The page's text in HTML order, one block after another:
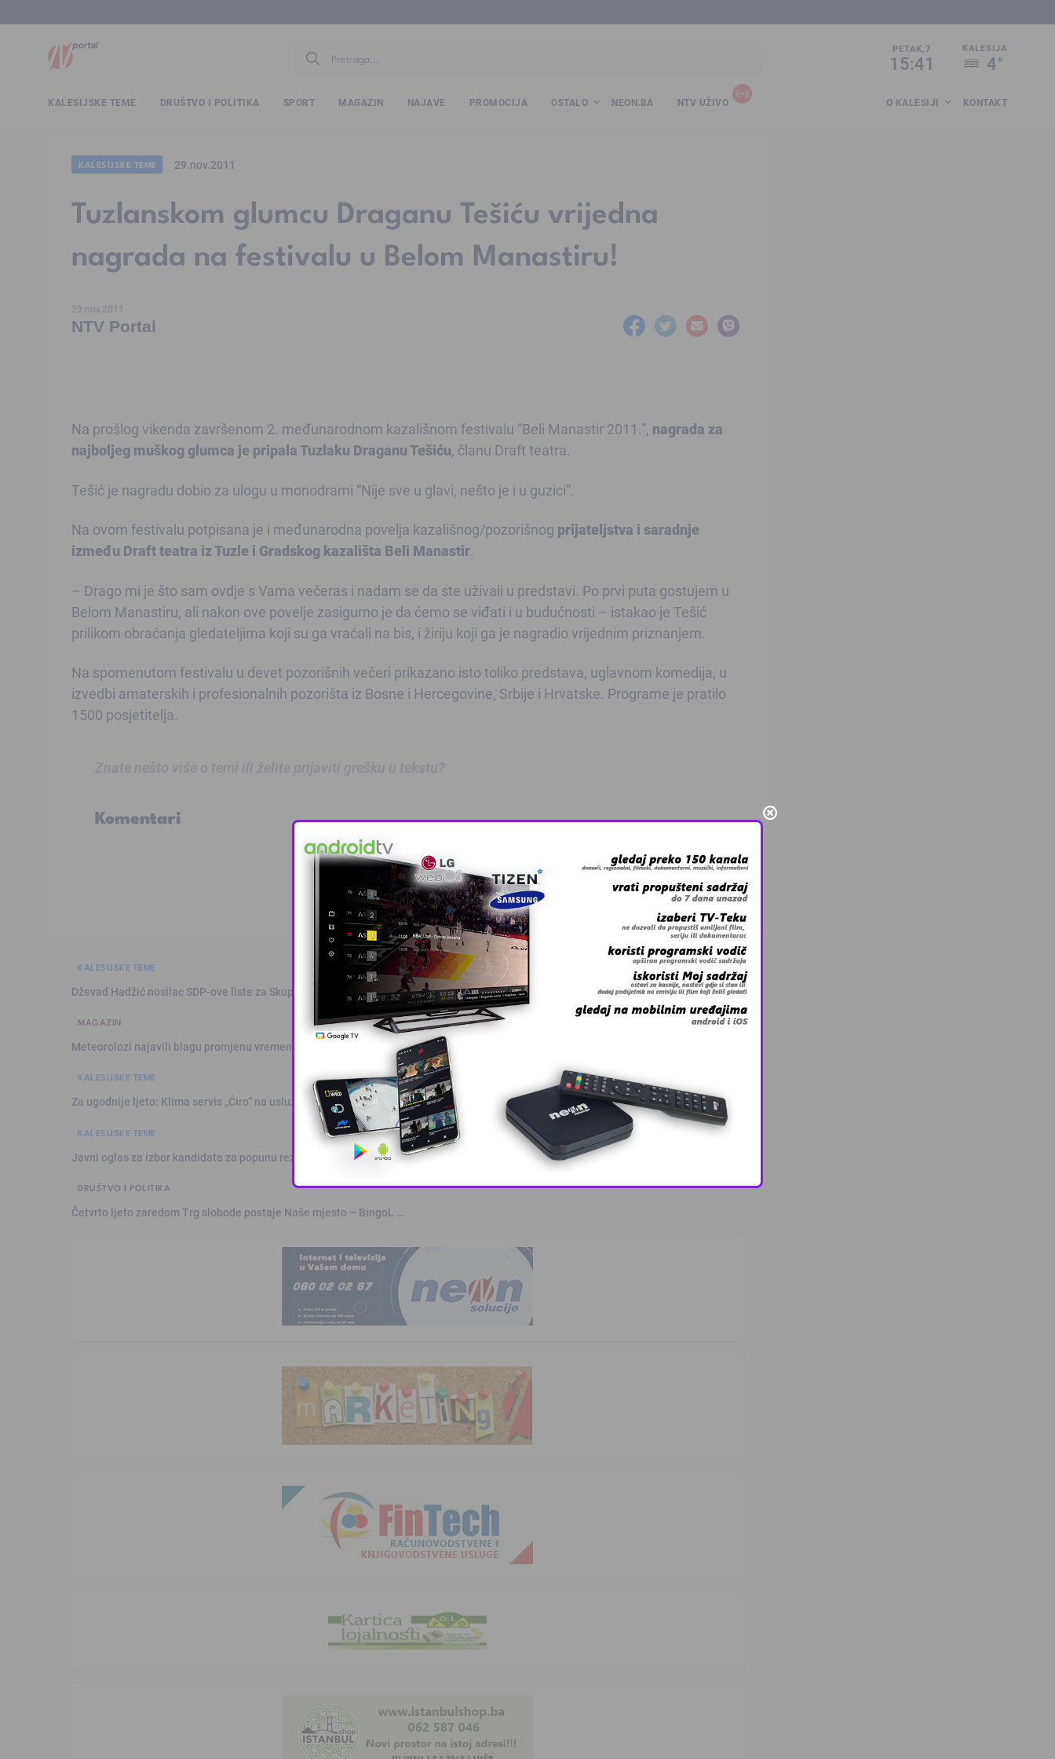
PETAK,7
15:41
KALESIJA
4°
KALESIJSKE TEME DRUŠTVO I POLITIKA SPORT MAGAZIN NAJAVE PROMOCIJA OSTALO NEON.BA NTV UŽIVO O KALESIJI KONTAKT
KALESIJSKE TEME 29.nov.2011
Tuzlanskom glumcu Draganu Tešiću vrijedna
nagrada na festivalu u Belom Manastiru!
29.nov.2011
NTV Portal
Na prošlog vikenda završenom 2. međunarodnom kazališnom festivalu “Beli Manastir 2011.”, nagrada za
najboljeg muškog glumca je pripala Tuzlaku Draganu Tešiću, članu Draft teatra.
Tešić je nagradu dobio za ulogu u monodrami “Nije sve u glavi, nešto je i u guzici”.
Na ovom festivalu potpisana je i međunarodna povelja kazališnog/pozorišnog prijateljstva i saradnje
između Draft teatra iz Tuzle i Gradskog kazališta Beli Manastir.
– Drago mi je što sam ovdje s Vama večeras i nadam se da ste uživali u predstavi. Po prvi puta gostujem u
Belom Manastiru, ali nakon ove povelje zasigurno je da ćemo se viđati i u budućnosti – istakao je Tešić
prilikom obraćanja gledateljima koji su ga vraćali na bis, i žiriju koji ga je nagradio vrijednim priznanjem.
Na spomenutom festivalu u devet pozorišnih večeri prikazano isto toliko predstava, uglavnom komedija, u
izvedbi amaterskih i profesionalnih pozorišta iz Bosne i Hercegovine, Srbije i Hrvatske. Programe je pratilo
1500 posjetitelja.
Komentari
KALESIJSKE TEME
Dževad Hadžić nosilac SDP-ove liste za Skupštinu Tuzlanskog kanton …
MAGAZIN
Meteorolozi najavili blagu promjenu vremena: Sutra pljuskovi i grmljav …
KALESIJSKE TEME
Za ugodnije ljeto: Klima servis „Ćiro“ na usluzi građanima
KALESIJSKE TEME
Javni oglas za izbor kandidata za popunu rezervne liste kvalifikovanih …
DRUŠTVO I POLITIKA
Četvrto ljeto zaredom Trg slobode postaje Naše mjesto – BingoL …